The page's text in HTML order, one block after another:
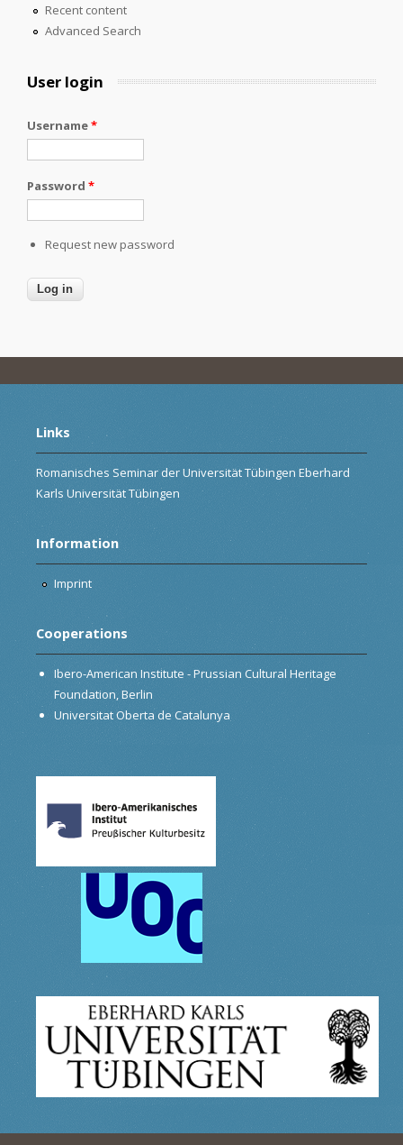
Recent content
Advanced Search
User login
Username*
Password *
Request new password
Links
Romanisches Seminar der Universität Tübingen Eberhard
Karls Universität Tübingen
Information
Imprint
Cooperations
Ibero-American Institute - Prussian Cultural Heritage
Foundation, Berlin
Universitat Oberta de Catalunya